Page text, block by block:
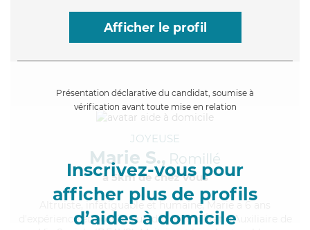
Afficher le profil
Présentation déclarative du candidat, soumise à
vérification avant toute mise en relation
Inscrivez-vous pour
afficher plus de profils
d’aides à domicile
JOYEUSE
Marie S., Romillé
à 5km de chez Vous
, infatiguable et humaine, Marie a 6 ans
d'expérience et possède un diplôme d'État d'Auxiliaire de